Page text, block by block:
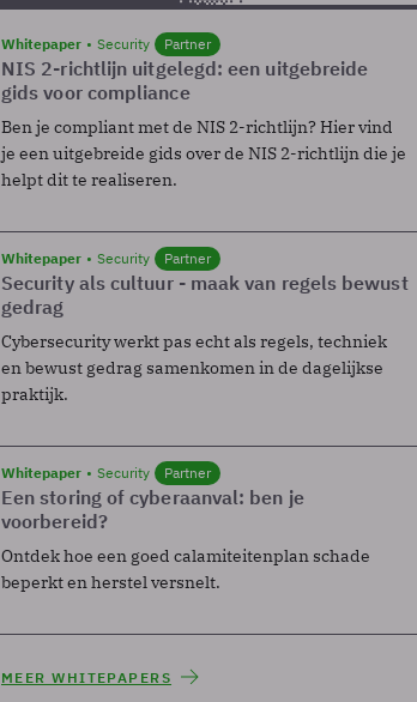
Whitepaper Security Partner
NIS 2-richtlijn uitgelegd: een uitgebreide
gids voor compliance
Ben je compliant met de NIS 2-richtlijn? Hier vind
je een uitgebreide gids over de NIS 2-richtlijn die je
helpt dit te realiseren.
Whitepaper Security Partner
Security als cultuur - maak van regels bewust
gedrag
Cybersecurity werkt pas echt als regels, techniek
en bewust gedrag samenkomen in de dagelijkse
praktijk.
Whitepaper Security Partner
Een storing of cyberaanval: ben je
voorbereid?
Ontdek hoe een goed calamiteitenplan schade
beperkt en herstel versnelt.
MEER WHITEPAPERS